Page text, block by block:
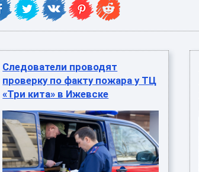
Следователи проводят
проверку по факту пожара у ТЦ
«Три кита» в Ижевске